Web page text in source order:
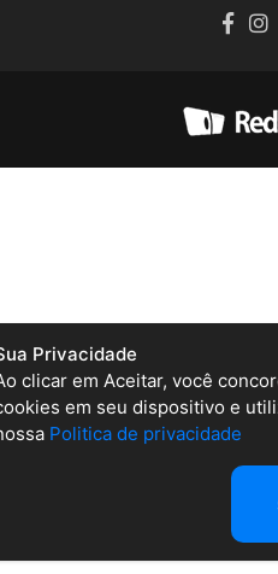
Privacidade
clicar em Aceitar, você
em seu dispositivo e
Politica de privacidade